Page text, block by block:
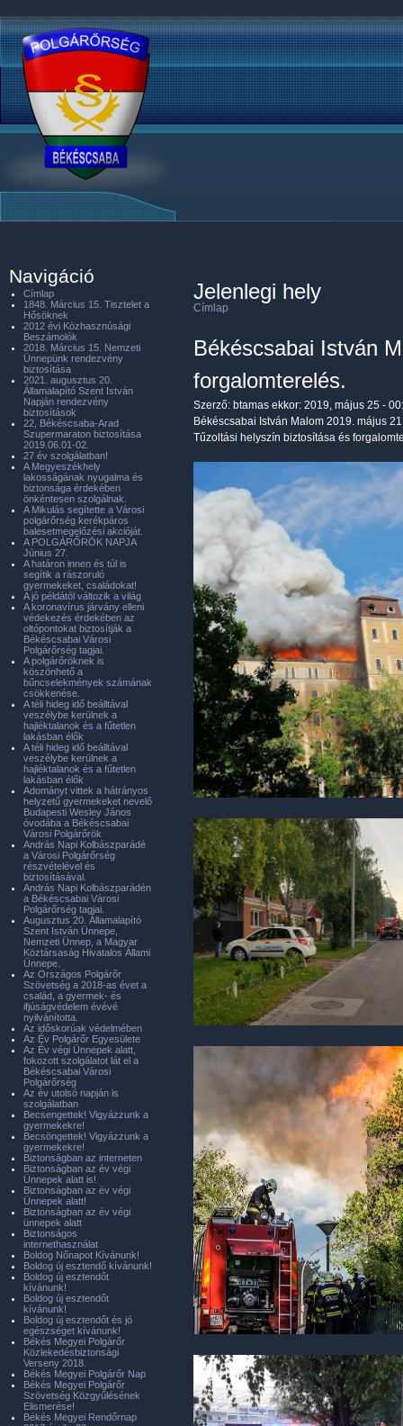
Jelenlegi hely
Címlap
Békéscsabai István
forgalomterelés.
Szerző: btamas ekkor: 2019, május 25 -
Békéscsabai István Malom 2019. május
Tűzoltási helyszín biztosítása és
Navigáció
Címlap
1848. Március 15. Tisztelet a
Hősöknek
2012 évi Közhasznúsági
Beszámolók
2018. Március 15. Nemzeti
Ünnepünk rendezvény
biztosítása
2021. augusztus 20.
Államalapító Szent István
Napján rendezvény
biztosítások
22, Békéscsaba-Arad
Szupermaraton biztosítása
2019.06.01-02.
27 év szolgálatban!
A Megyeszékhely
lakosságának nyugalma és
biztonsága érdekében
önkéntesen szolgálnak.
A Mikulás segítette a Városi
polgárőrség kerékpáros
balesetmegelőzési akcióját.
A POLGÁRŐRÖK NAPJA
Június 27.
A határon innen és túl is
segítik a rászoruló
gyermekeket, családokat!
A jó példától változik a világ
A koronavírus járvány elleni
védekezés érdekében az
oltópontokat biztosítják a
Békéscsabai Városi
Polgárőrség tagjai.
A polgárőröknek is
köszönhető a
bűncselekmények számának
csökkenése.
A téli hideg idő beálltával
veszélybe kerülnek a
hajléktalanok és a fűtetlen
lakásban élők
A téli hideg idő beálltával
veszélybe kerülnek a
hajléktalanok és a fűtetlen
lakásban élők
Adományt vittek a hátrányos
helyzetű gyermekeket nevelő
Budapesti Wesley János
óvodába a Békéscsabai
Városi Polgárőrök
András Napi Kolbászparádé
a Városi Polgárőrség
részvételével és
biztosításával.
András Napi Kolbászparádén
a Békéscsabai Városi
Polgárőrség tagjai.
Augusztus 20. Államalapító
Szent István Ünnepe,
Nemzeti Ünnep, a Magyar
Köztársaság Hivatalos Állami
Ünnepe.
Az Országos Polgárőr
Szövetség a 2018-as évet a
család, a gyermek- és
ifjúságvédelem évévé
nyilvánította.
Az időskorúak védelmében
Az Év Polgárőr Egyesülete
Az Év végi Ünnepek alatt,
fokozott szolgálatot lát el a
Békéscsabai Városi
Polgárőrség
Az év utolsó napján is
szolgálatban
Becsengettek! Vigyázzunk a
gyermekekre!
Becsöngettek! Vigyázzunk a
gyermekekre!
Biztonságban az interneten
Biztonságban az év végi
Ünnepek alatt is!
Biztonságban az év végi
Ünnepek alatt!
Biztonságban az év végi
ünnepek alatt
Biztonságos
internethasználat
Boldog Nőnapot Kívánunk!
Boldog új esztendő kívánunk!
Boldog új esztendőt
kívánunk!
Boldog új esztendőt
kívánunk!
Boldog új esztendőt és jó
egészséget kívánunk!
Békés Megyei Polgárőr
Közlekedésbiztonsági
Verseny 2018.
Békés Megyei Polgárőr Nap
Békés Megyei Polgárőr
Szövetség Közgyűlésének
Elismerése!
Békés Megyei Rendőrnap